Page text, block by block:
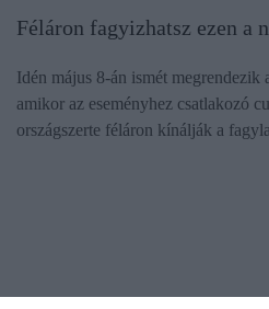
Féláron fagyizhatsz ezen a
Idén május 8-án ismét
amikor az eseményhez csatlakozó
országszerte féláron kínálják a